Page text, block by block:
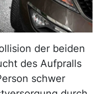
der beiden
des Aufpralls
schwer